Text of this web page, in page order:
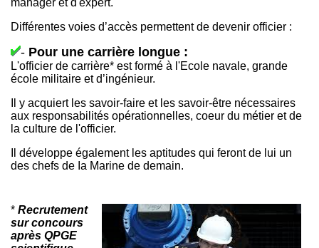
manager et d'expert.
Différentes voies d’accès permettent de devenir officier :
- Pour une carrière longue :
L'officier de carrière* est formé à l'Ecole navale, grande
école militaire et d’ingénieur.
Il y acquiert les savoir-faire et les savoir-être nécessaires
aux responsabilités opérationnelles, coeur du métier et de
la culture de l'officier.
Il développe également les aptitudes qui feront de lui un
des chefs de Ia Marine de demain.
* Recrutement
sur concours
après QPGE